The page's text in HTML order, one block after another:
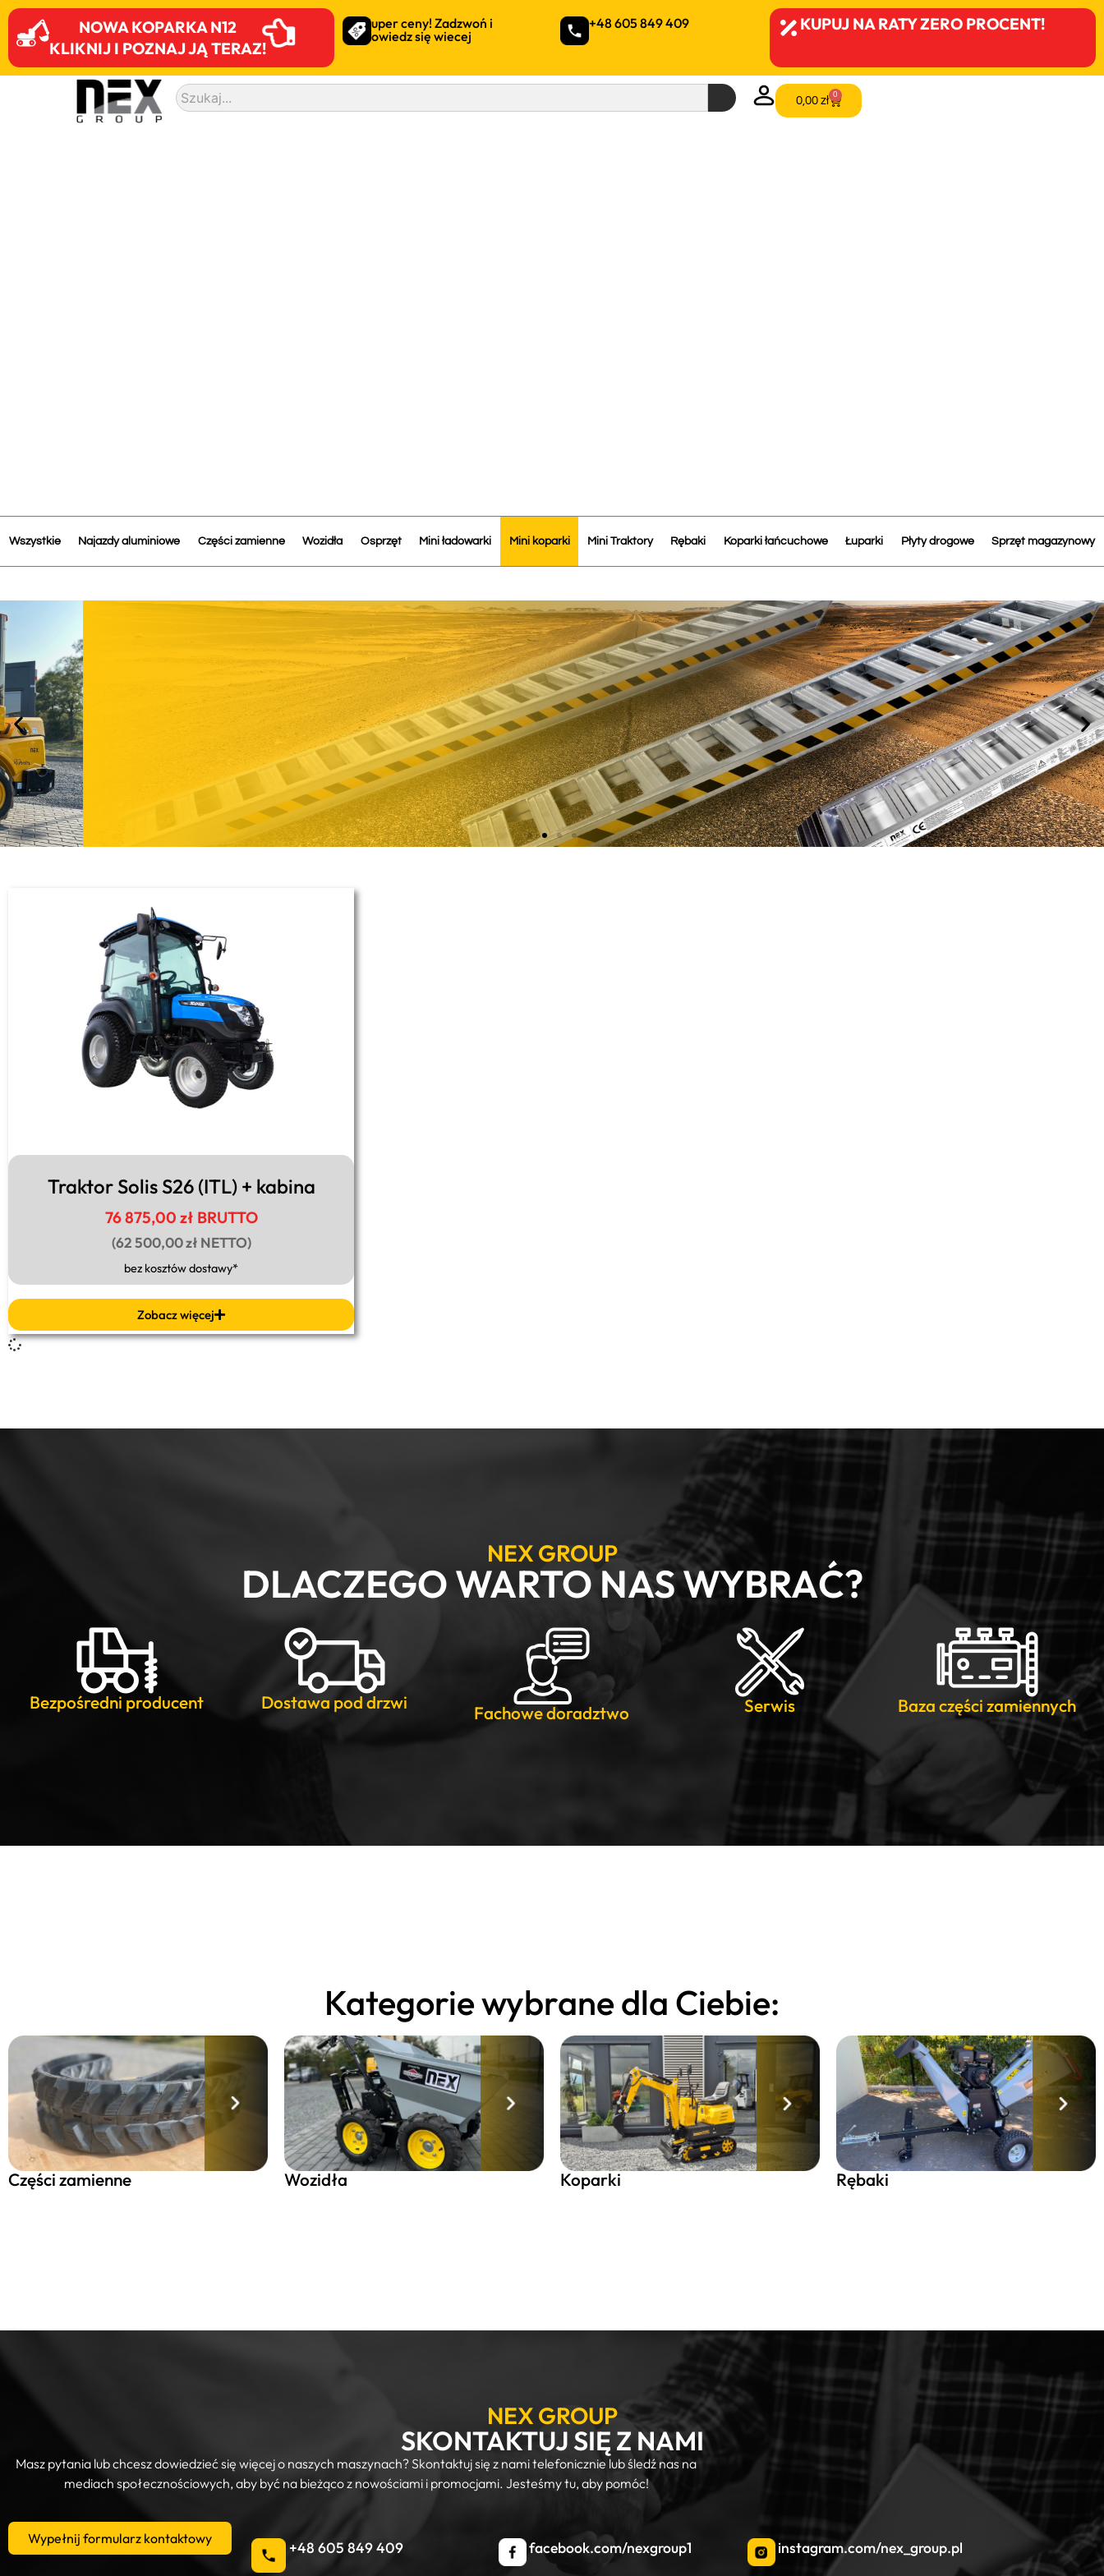
NOWA KOPARKA N12
KLIKNIJ I POZNAJ JĄ TERAZ!
Super ceny! Zadzwoń i
dowiedz się wiecej
+48 605 849 409 KUPUJ NA RATY ZERO PROCENT!
0,00 zł 0
Wszystkie Najazdy aluminiowe Części zamienne Wozidła Osprzęt Mini ładowarki Mini koparki Mini Traktory Rębaki Koparki łańcuchowe Łuparki Płyty drogowe Sprzęt magazynowy
Najazdy aluminowe
Traktor Solis S26 (ITL) + kabina
76 875,00 zł BRUTTO
(62 500,00 zł NETTO)
bez kosztów dostawy*
Zobacz więcej
NEX GROUP
DLACZEGO WARTO NAS WYBRAĆ?
Bezpośredni producent Dostawa pod drzwi Fachowe doradztwo Serwis Baza części zamiennych
Kategorie wybrane dla Ciebie:
Części zamienne Wozidła Koparki Rębaki
NEX GROUP
SKONTAKTUJ SIĘ Z NAMI
Masz pytania lub chcesz dowiedzieć się więcej o naszych maszynach? Skontaktuj się z nami telefonicznie lub śledź nas na
mediach społecznościowych, aby być na bieżąco z nowościami i promocjami. Jesteśmy tu, aby pomóc!
Wypełnij formularz kontaktowy +48 605 849 409 facebook.com/nexgroup1 instagram.com/nex_group.pl